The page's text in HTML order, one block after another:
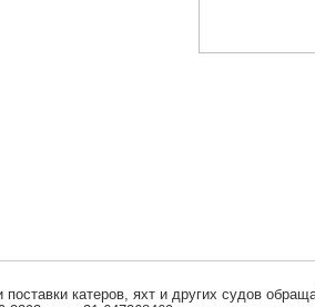
поставки катеров, яхт и других судов